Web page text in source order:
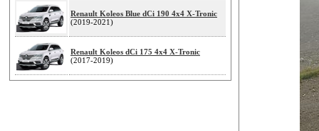
Renault Koleos Blue dCi 190 4x4 X-Tronic
(2019-2021)
Renault Koleos dCi 175 4x4 X-Tronic
(2017-2019)